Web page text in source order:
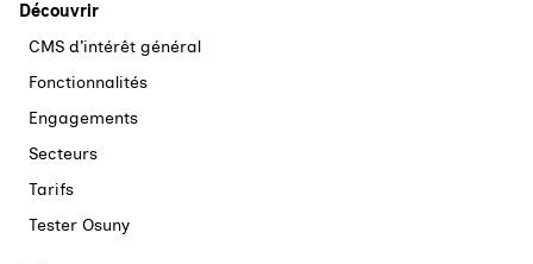
Découvrir
CMS d’intérêt général
Fonctionnalités
Engagements
Secteurs
Tarifs
Tester Osuny